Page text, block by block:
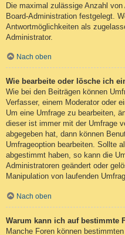
Die maximal zulässige Anzahl
Board-Administration festgelegt.
Antwortmöglichkeiten als
Administrator.
Nach oben
Wie bearbeite oder lösche ich
Wie bei den Beiträgen können
Verfasser, einem Moderator oder
Um eine Umfrage zu bearbeiten,
dieser ist immer mit der Umfrage
abgegeben hat, dann können
Umfrageoption bearbeiten. Sollte
abgestimmt haben, so kann die
Administratoren geändert oder
Manipulation von laufenden
Nach oben
Warum kann ich auf bestimmte
Manche Foren können